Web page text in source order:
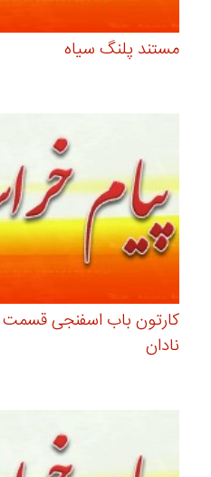
مستند پلنگ سیاه
نادان